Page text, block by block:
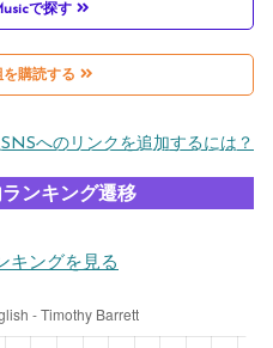
で探す
購読する
へのリンクを追加するには？
ンキング遷移
キングを見る